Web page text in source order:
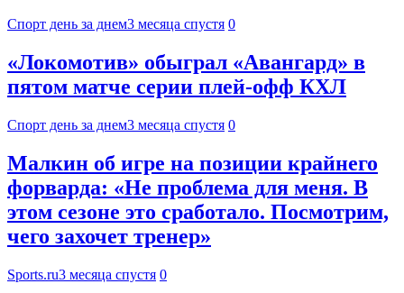
Спорт день за днем3 месяца спустя 0
«Локомотив» обыграл «Авангард» в
пятом матче серии плей-офф КХЛ
Спорт день за днем3 месяца спустя 0
Малкин об игре на позиции крайнего
форварда: «Не проблема для меня. В
этом сезоне это сработало. Посмотрим,
чего захочет тренер»
Sports.ru3 месяца спустя 0